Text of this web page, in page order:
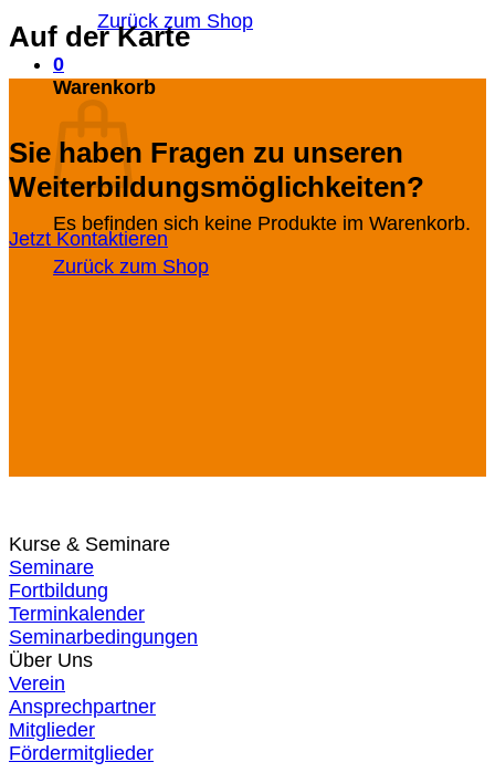
Zurück zum Shop
0
Warenkorb
Es befinden sich keine Produkte im Warenkorb.
Zurück zum Shop
Auf der Karte
Sie haben Fragen zu unseren
Weiterbildungsmöglichkeiten?
Jetzt Kontaktieren
Kurse & Seminare
Seminare
Fortbildung
Terminkalender
Seminarbedingungen
Über Uns
Verein
Ansprechpartner
Mitglieder
Fördermitglieder